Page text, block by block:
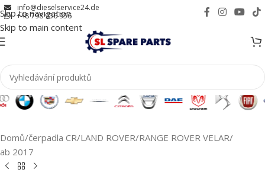
Skip to navigation
Skip to main content
info@dieselservice24.de
+48 798 956 956
Domů/čerpadla CR/LAND ROVER/RANGE ROVER VELAR/
ab 2017